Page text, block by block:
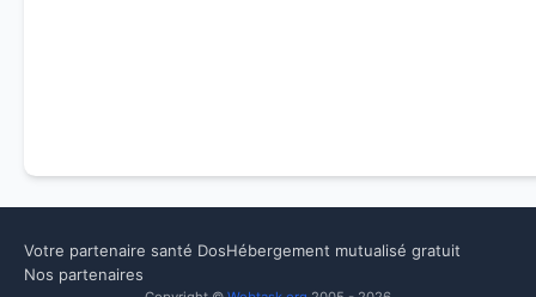
Votre partenaire santé DosHébergement mutualisé gratuit
Nos partenaires